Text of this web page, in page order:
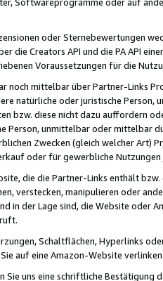
oder Sternebewertungen
die Creators API und die PA API
Voraussetzungen für die
noch mittelbar über Partner-Links
natürliche oder juristische
bzw. diese nicht dazu auffordern
Person, unmittelbar oder mittelbar
Zwecken (gleich welcher Art)
oder für gewerbliche
die die Partner-Links enthält
verstecken, manipulieren oder
in der Lage sind, die Website oder
Schaltflächen, Hyperlinks
auf eine Amazon-Website
Sie uns eine schriftliche